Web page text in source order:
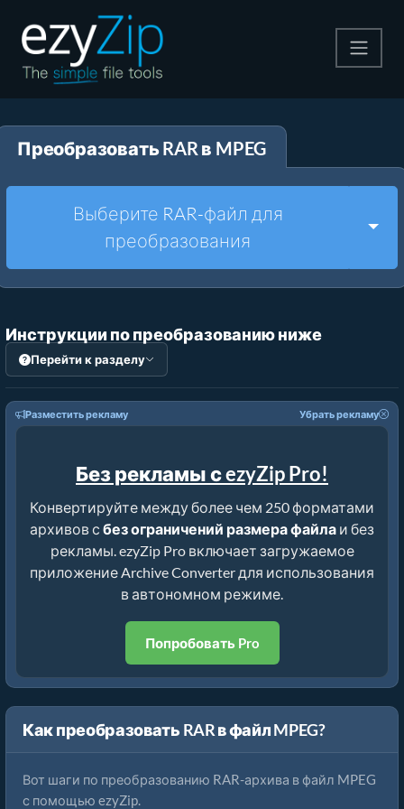
Pаспаковывайте
Другие инструменты
Преобразовать RAR в MPEG
Выберите RAR-файл для
преобразования
Инструкции по преобразованию ниже
Перейти к разделу
Разместить рекламу Убрать рекламу
Без рекламы с ezyZip Pro!
Конвертируйте между более чем 250 форматами
архивов с без ограничений размера файла и без
рекламы. ezyZip Pro включает загружаемое
приложение Archive Converter для использования
в автономном режиме.
Попробовать Pro
Как преобразовать RAR в файл MPEG?
Вот шаги по преобразованию RAR-архива в файл MPEG
с помощью ezyZip.